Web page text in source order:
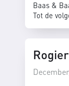
Baas &
Tot de